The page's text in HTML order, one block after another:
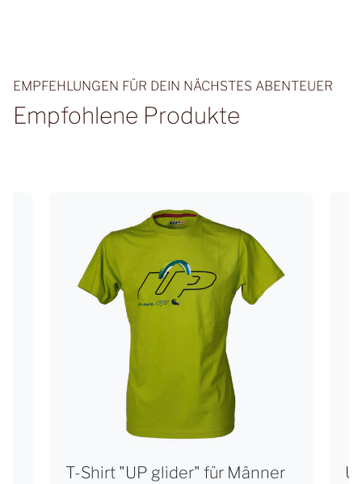
EMPFEHLUNGEN FÜR DEIN NÄCHSTES ABENTEUER
Empfohlene Produkte
T-Shirt "UP glider" für Männer